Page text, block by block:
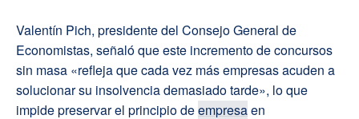
Valentín Pich, presidente del Consejo General de
Economistas, señaló que este incremento de concursos
sin masa «refleja que cada vez más empresas acuden a
solucionar su insolvencia demasiado tarde», lo que
impide preservar el principio deempresaen